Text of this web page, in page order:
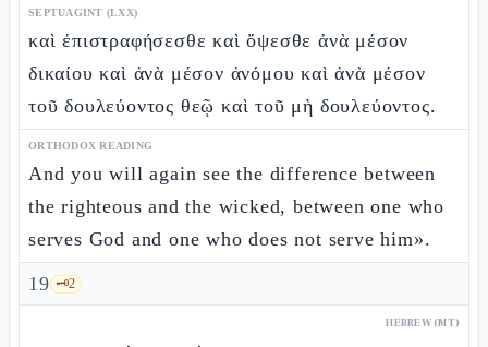
SEPTUAGINT (LXX)
καὶ ἐπιστραφήσεσθε καὶ ὄψεσθε ἀνὰ μέσον
δικαίου καὶ ἀνὰ μέσον ἀνόμου καὶ ἀνὰ μέσον
τοῦ δουλεύοντος θεῷ καὶ τοῦ μὴ δουλεύοντος.
ORTHODOX READING
And you will again see the difference between
the righteous and the wicked, between one who
serves God and one who does not serve him».
19 🗝️2
HEBREW (MT)